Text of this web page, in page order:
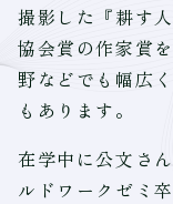
撮影した『耕す
協会賞の作家賞
野などでも幅広
もあります。
在学中に公文さ
ルドワークゼミ